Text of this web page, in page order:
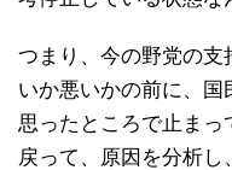
つまり、今の野党の支
いか悪いかの前に、国
思ったところで止ま
戻って、原因を分析